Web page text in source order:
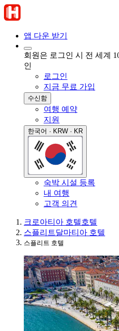
앱 다운 받기
회원은 로그인 시 전 세계
인
로그인
지금 무료 가입
수신함
여행 예약
지원
한국어 · KRW · KR
숙박 시설 등록
내 여행
고객 의견
크로아티아 호텔호텔
스플리트달마티아 호텔
스플리트 호텔